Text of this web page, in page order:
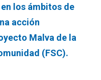
los ámbitos de
acción
Malva de la
(FSC).